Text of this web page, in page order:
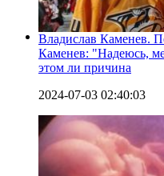
Владислав Каменев.
Каменев: "Надеюсь,
этом ли причина
2024-07-03 02:40:03